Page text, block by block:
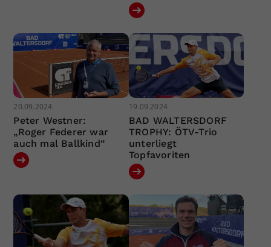
20.09.2024
Peter Westner:
„Roger Federer war
auch mal Ballkind“
19.09.2024
BAD WALTERSDORF
TROPHY: ÖTV-Trio
unterliegt
Topfavoriten